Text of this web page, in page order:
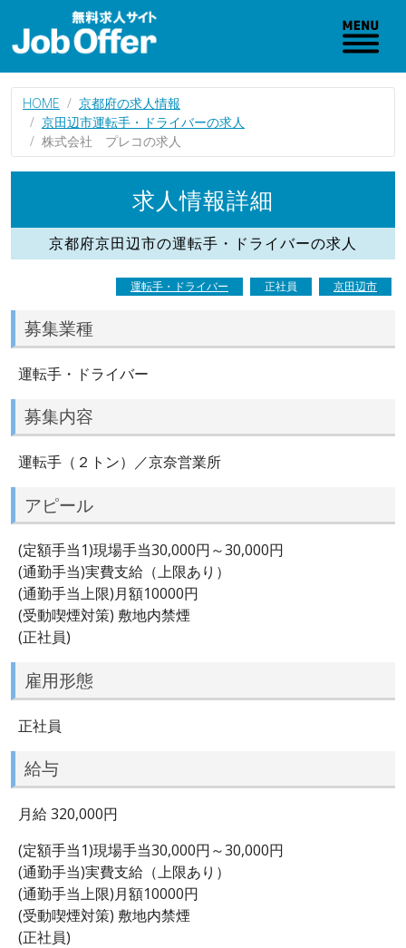
HOME
京都府の求人情報
京田辺市運転手・ドライバーの求人
株式会社 プレコの求人
求人情報詳細
京都府京田辺市の運転手・ドライバーの求人
運転手・ドライバー 正社員 京田辺市
募集業種
運転手・ドライバー
募集内容
運転手（２トン）／京奈営業所
アピール
(定額手当1)現場手当30,000円～30,000円
(通勤手当)実費支給（上限あり）
(通勤手当上限)月額10000円
(受動喫煙対策) 敷地内禁煙
(正社員)
雇用形態
正社員
給与
月給 320,000円
(定額手当1)現場手当30,000円～30,000円
(通勤手当)実費支給（上限あり）
(通勤手当上限)月額10000円
(受動喫煙対策) 敷地内禁煙
(正社員)